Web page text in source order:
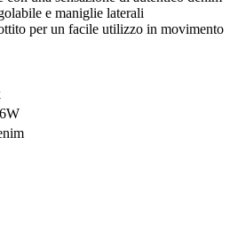
e maniglie laterali
per un facile utilizzo in movimento